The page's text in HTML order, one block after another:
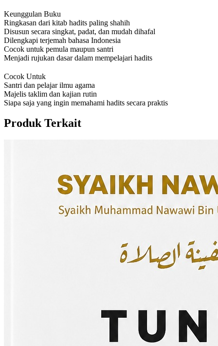
Keunggulan Buku
Ringkasan dari kitab hadits paling shahih
Disusun secara singkat, padat, dan mudah dihafal
Dilengkapi terjemah bahasa Indonesia
Cocok untuk pemula maupun santri
Menjadi rujukan dasar dalam mempelajari hadits
Cocok Untuk
Santri dan pelajar ilmu agama
Majelis taklim dan kajian rutin
Siapa saja yang ingin memahami hadits secara praktis
Produk Terkait